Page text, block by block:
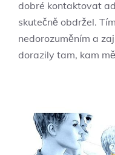
dobré kontaktovat
skutečně obdržel.
nedorozuměním a
dorazily tam, kam